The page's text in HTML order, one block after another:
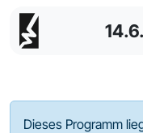
Programm -
Dieses Programm